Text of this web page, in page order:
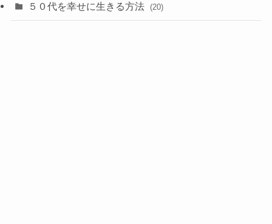
５０代を幸せに生きる方法 (20)